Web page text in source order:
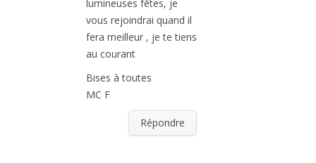
lumineuses fêtes, je
vous rejoindrai quand il
fera meilleur , je te tiens
au courant
Bises à toutes
MC F
Répondre